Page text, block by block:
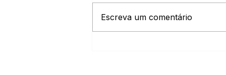
Escreva um comentário